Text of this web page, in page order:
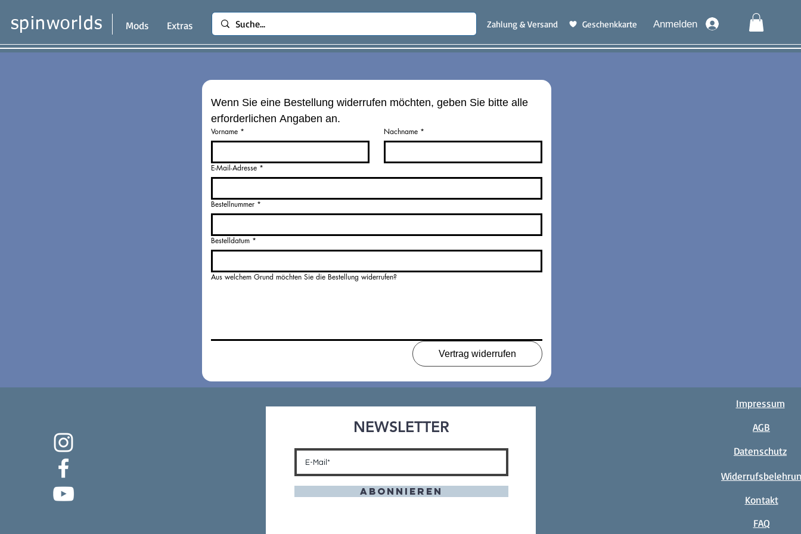
Anmelden
spinworlds Mods Extras Zahlung & Versand Geschenkkarte
Wenn Sie eine Bestellung widerrufen möchten, geben Sie bitte alle
erforderlichen Angaben an.
Vorname * Nachname *
E-Mail-Adresse *
Bestellnummer *
Bestelldatum *
Aus welchem Grund möchten Sie die Bestellung widerrufen?
Vertrag widerrufen
NEWSLETTER
Abonnieren
Impressum
AGB
Datenschutz
Kontakt
FAQ